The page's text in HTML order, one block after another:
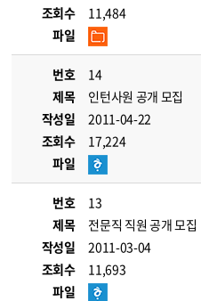
조회수
11,484
파일
번호
14
제목
인턴사원 공개 모집
작성일
2011-04-22
조회수
17,224
파일
번호
13
제목
전문직 직원 공개 모집
작성일
2011-03-04
조회수
11,693
파일